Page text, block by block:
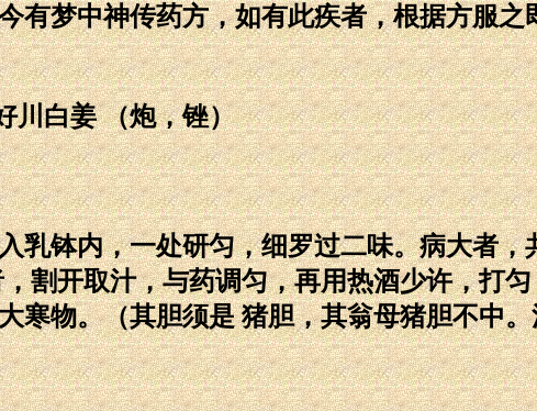
中神传药方，如有此疾者，根据方服之
白姜 （炮，锉）
内，一处研匀，细罗过二味。病大者，
割开取汁，与药调匀，再用热酒少许，打
寒物。（其胆须是 猪胆，其翁母猪胆不中